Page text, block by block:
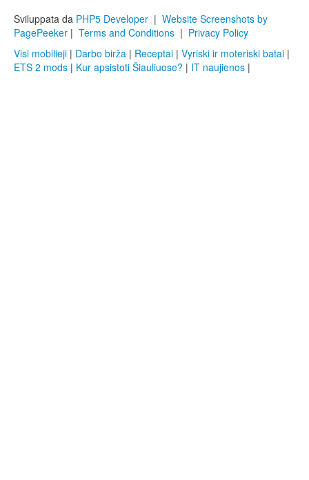
Sviluppata da PHP5 Developer | Website Screenshots by
PagePeeker | Terms and Conditions | Privacy Policy
Visi mobilieji | Darbo birža | Receptai | Vyriski ir moteriski batai |
ETS 2 mods | Kur apsistoti Šiauliuose? | IT naujienos |